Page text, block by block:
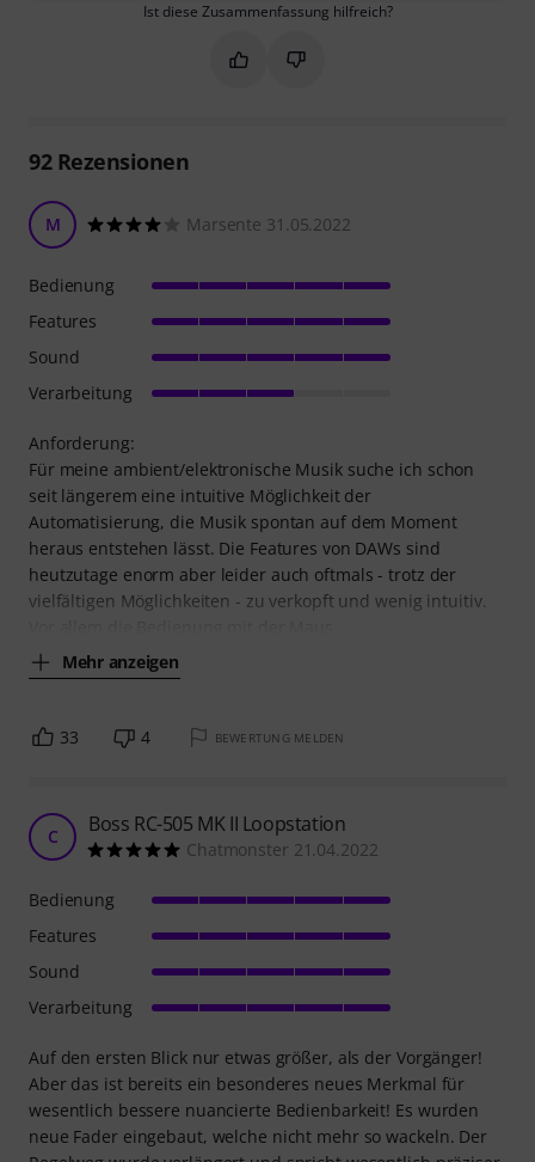
Ist diese Zusammenfassung hilfreich?
Markieren Sie diese
Markieren Sie diese
92Rezensionen
M Marsente 31.05.2022
Anforderung:
Für meine ambient/elektronische Musik suche ich schon
seit längerem eine intuitive Möglichkeit der
Automatisierung, die Musik spontan auf dem Moment
heraus entstehen lässt. Die Features von DAWs sind
heutzutage enorm aber leider auch oftmals - trotz der
vielfältigen Möglichkeiten - zu verkopft und wenig intuitiv.
Mehr anzeigen
Bedienung
Features
Sound
Verarbeitung
33 4 BEWERTUNG MELDEN
C Boss RC-505 MK II Loopstation
Chatmonster 21.04.2022
Auf den ersten Blick nur etwas größer, als der Vorgänger!
Aber das ist bereits ein besonderes neues Merkmal für
wesentlich bessere nuancierte Bedienbarkeit! Es wurden
neue Fader eingebaut, welche nicht mehr so wackeln. Der
Bedienung
Features
Sound
Verarbeitung